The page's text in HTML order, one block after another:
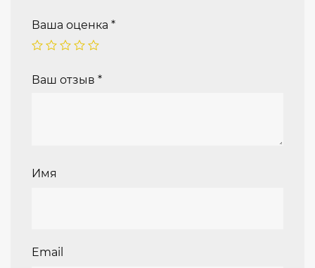
Ваша оценка *
Ваш отзыв *
Имя
Email